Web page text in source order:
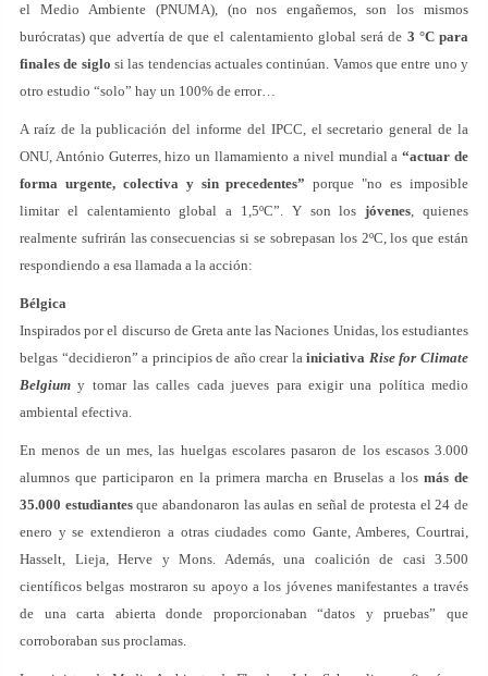
el Medio Ambiente (PNUMA), (no nos engañemos, son los mismos
burócratas) que advertía de que el calentamiento global será de 3 °C para
finales de siglo si las tendencias actuales continúan. Vamos que entre uno y
otro estudio “solo” hay un 100% de error…
A raíz de la publicación del informe del IPCC, el secretario general de la
ONU, António Guterres, hizo un llamamiento a nivel mundial a“actuar de
forma urgente, colectiva y sin precedentes” porque "no es imposible
limitar el calentamiento global a 1,5ºC”. Y son losjóvenes, quienes
realmente sufrirán las consecuencias si se sobrepasan los 2ºC, los que están
respondiendo a esa llamada a la acción:
Bélgica
Inspirados por el discurso de Greta ante las Naciones Unidas, los estudiantes
belgas “decidieron” a principios de año crear lainiciativa Rise for Climate
Belgium y tomar las calles cada jueves para exigir una política medio
ambiental efectiva.
En menos de un mes, las huelgas escolares pasaron de los escasos 3.000
alumnos que participaron en la primera marcha en Bruselas a los más de
35.000 estudiantesque abandonaron las aulas en señal de protesta el 24 de
enero y se extendieron a otras ciudades como Gante, Amberes, Courtrai,
Hasselt, Lieja, Herve y Mons. Además, una coalición de casi 3.500
científicos belgas mostraron su apoyo a los jóvenes manifestantes a través
de una carta abierta donde proporcionaban “datos y pruebas” que
corroboraban sus proclamas.